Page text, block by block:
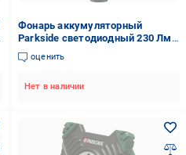
Фонарь аккумуляторный
Parkside светодиодный 230 Лм
Зеленый (100345829002)
оценить
Нет в наличии